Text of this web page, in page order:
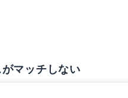
マッチしない